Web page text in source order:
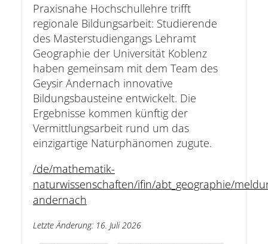
Praxisnahe Hochschullehre trifft
regionale Bildungsarbeit: Studierende
des Masterstudiengangs Lehramt
Geographie der Universität Koblenz
haben gemeinsam mit dem Team des
Geysir Andernach innovative
Bildungsbausteine entwickelt. Die
Ergebnisse kommen künftig der
Vermittlungsarbeit rund um das
einzigartige Naturphänomen zugute.
/de/mathematik-
naturwissenschaften/ifin/abt_geographie/
andernach
Letzte Änderung: 16. Juli 2026